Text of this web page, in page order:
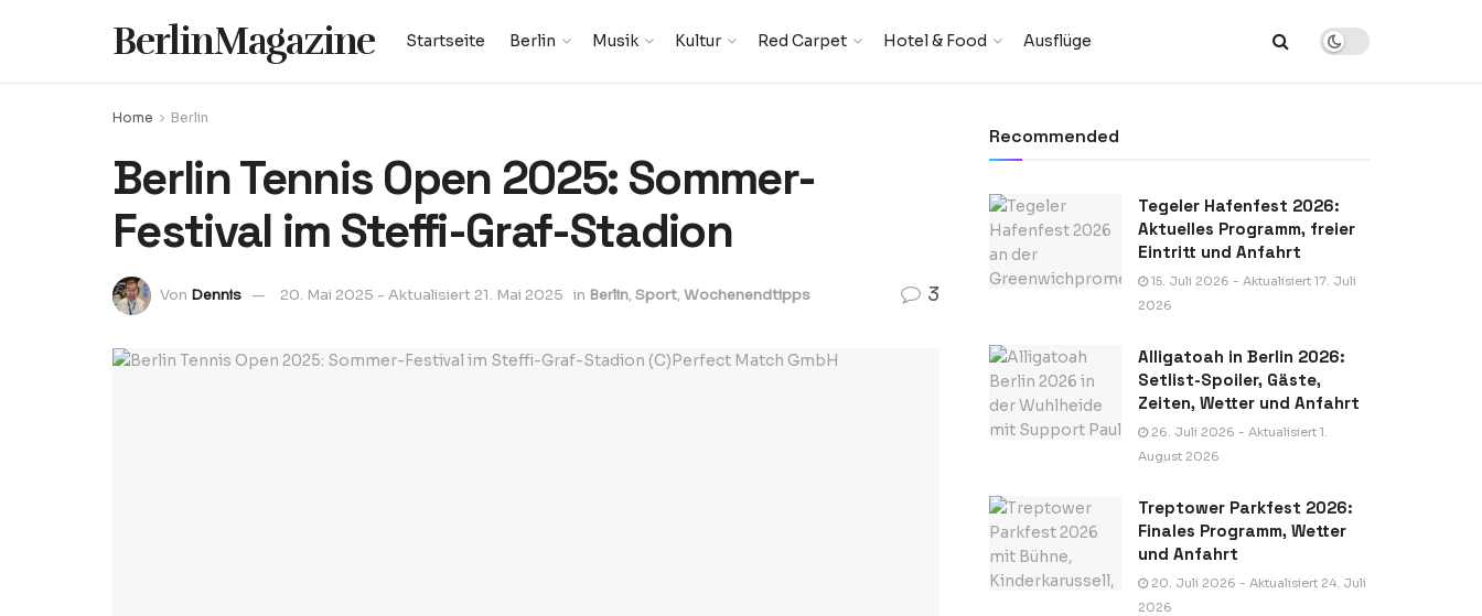
BerlinMagazine Startseite Berlin Musik Kultur Red Carpet Hotel & Food Ausflüge
Home Berlin
Berlin Tennis Open 2025: Sommer-
Festival im Steffi-Graf-Stadion
Von Dennis 20. Mai 2025 - Aktualisiert 21. Mai 2025 in Berlin,Sport,Wochenendtipps 3
Recommended
Tegeler Hafenfest 2026:
Aktuelles Programm, freier
Eintritt und Anfahrt
15. Juli 2026 - Aktualisiert 17. Juli
2026
Alligatoah in Berlin 2026:
Setlist-Spoiler, Gäste,
Zeiten, Wetter und Anfahrt
26. Juli 2026 - Aktualisiert 1.
August 2026
Treptower Parkfest 2026:
Finales Programm, Wetter
und Anfahrt
20. Juli 2026 - Aktualisiert 24. Juli
2026